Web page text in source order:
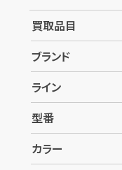
買取品目
ブランド
ライン
型番
カラー